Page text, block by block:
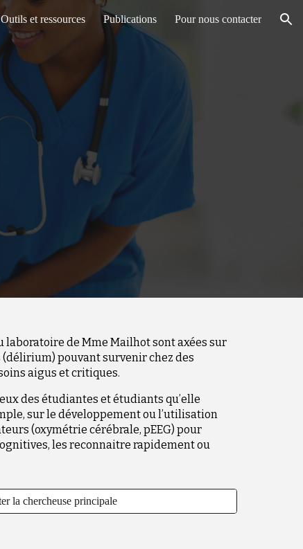
Outils et ressources Publications Pour nous contacter
laboratoire de Mme Mailhot sont axées sur
pouvant survenir chez des
aigus et critiques.
des étudiantes et étudiants qu’elle
sur le développement ou l’utilisation
(oxymétrie cérébrale, pEEG) pour
les reconnaitre rapidement ou
la chercheuse principale